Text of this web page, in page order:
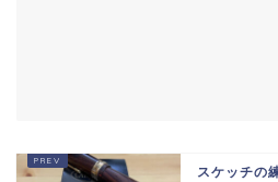
スケッチの